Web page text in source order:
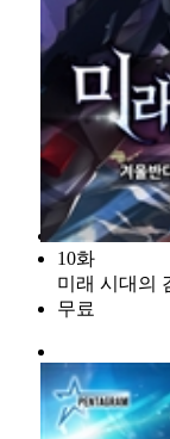
10화
미래 시대의
무료